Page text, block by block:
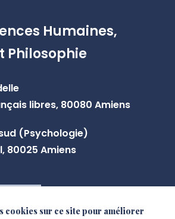
Humaines,
Philosophie
libres, 80080 Amiens
(Psychologie)
80025 Amiens
cookies sur ce site pour améliorer